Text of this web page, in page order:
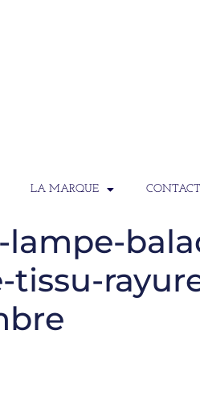
LA MARQUE CONTACT
tissu-